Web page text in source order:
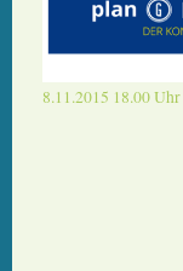
8.11.2015 18.00